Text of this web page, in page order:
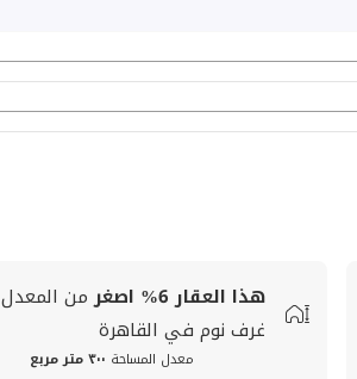
هذا العقار 6% اصغر من المعدل
غرف نوم في القاهرة
معدل المساحة ٣٠٠ متر مربع